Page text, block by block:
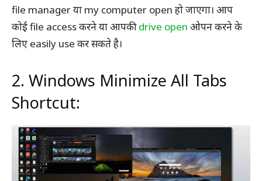
file manager या my computer open हो जाएगा। आप
कोई file access करने या आपकीdrive open ओपन करने के
लिए easily use कर सकते है।
2. Windows Minimize All Tabs
Shortcut: